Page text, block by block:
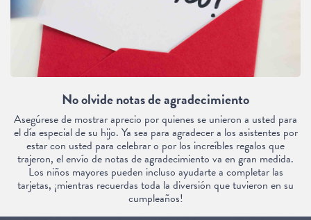
No olvide notas de agradecimiento
Asegúrese de mostrar aprecio por quienes se unieron a usted para
el día especial de su hijo. Ya sea para agradecer a los asistentes por
estar con usted para celebrar o por los increíbles regalos que
trajeron, el envío de notas de agradecimiento va en gran medida.
Los niños mayores pueden incluso ayudarte a completar las
tarjetas, ¡mientras recuerdas toda la diversión que tuvieron en su
cumpleaños!